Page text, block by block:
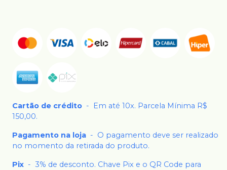
Cartão de crédito -
Em até 10x. Parcela Mínima R$
150,00.
Pagamento na loja - O pagamento deve ser realizado
no momento da retirada do produto.
Pix - 3% de desconto. Chave Pix e o QR Code para